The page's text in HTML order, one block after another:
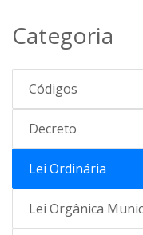
Categoria
Códigos
Decreto
Lei Ordinária
Lei Orgânica